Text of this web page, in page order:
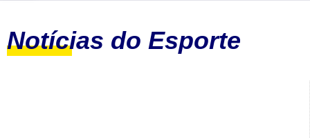
Notícias do Esporte